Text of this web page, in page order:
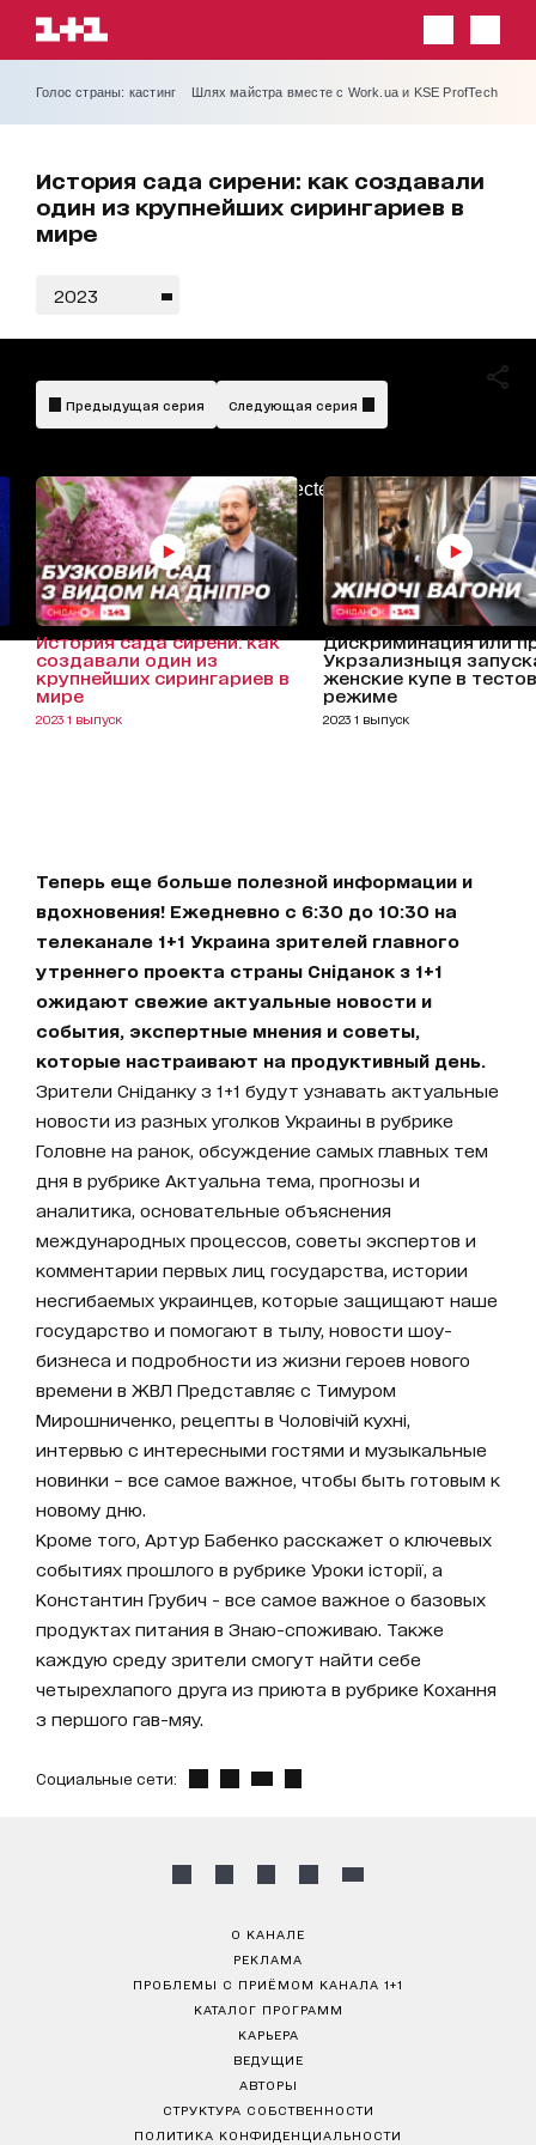
Голос страны: кастинг Шлях майстра вместе с Work.ua и KSE ProfTech
История сада сирени: как создавали
один из крупнейших сирингариев в
мире
2023
AdBlockDetected!
Предыдущая серия Следующая серия
История сада сирени: как
создавали один из
крупнейших сирингариев в
мире
2023 1 выпуск
Дискриминация или
Укрзализныця
женские купе в
режиме
2023 1 выпуск
Теперь еще больше полезной информации и
вдохновения! Ежедневно с 6:30 до 10:30 на
телеканале 1+1 Украина зрителей главного
утреннего проекта страны Сніданок з 1+1
ожидают свежие актуальные новости и
события, экспертные мнения и советы,
которые настраивают на продуктивный день.
Зрители Сніданку з 1+1 будут узнавать актуальные
новости из разных уголков Украины в рубрике
Головне на ранок, обсуждение самых главных тем
дня в рубрике Актуальна тема, прогнозы и
аналитика, основательные объяснения
международных процессов, советы экспертов и
комментарии первых лиц государства, истории
несгибаемых украинцев, которые защищают наше
государство и помогают в тылу, новости шоу-
бизнеса и подробности из жизни героев нового
времени в ЖВЛ Представляє с Тимуром
Мирошниченко, рецепты в Чоловічій кухні,
интервью с интересными гостями и музыкальные
новинки – все самое важное, чтобы быть готовым к
новому дню.
Кроме того, Артур Бабенко расскажет о ключевых
событиях прошлого в рубрике Уроки історії, а
Константин Грубич - все самое важное о базовых
продуктах питания в Знаю-споживаю. Также
каждую среду зрители смогут найти себе
четырехлапого друга из приюта в рубрике Кохання
з першого гав-мяу.
Социальные сети:
О КАНАЛЕ
РЕКЛАМА
ПРОБЛЕМЫ С ПРИЁМОМ КАНАЛА 1+1
КАТАЛОГ ПРОГРАММ
КАРЬЕРА
ВЕДУЩИЕ
АВТОРЫ
СТРУКТУРА СОБСТВЕННОСТИ
ПОЛИТИКА КОНФИДЕНЦИАЛЬНОСТИ